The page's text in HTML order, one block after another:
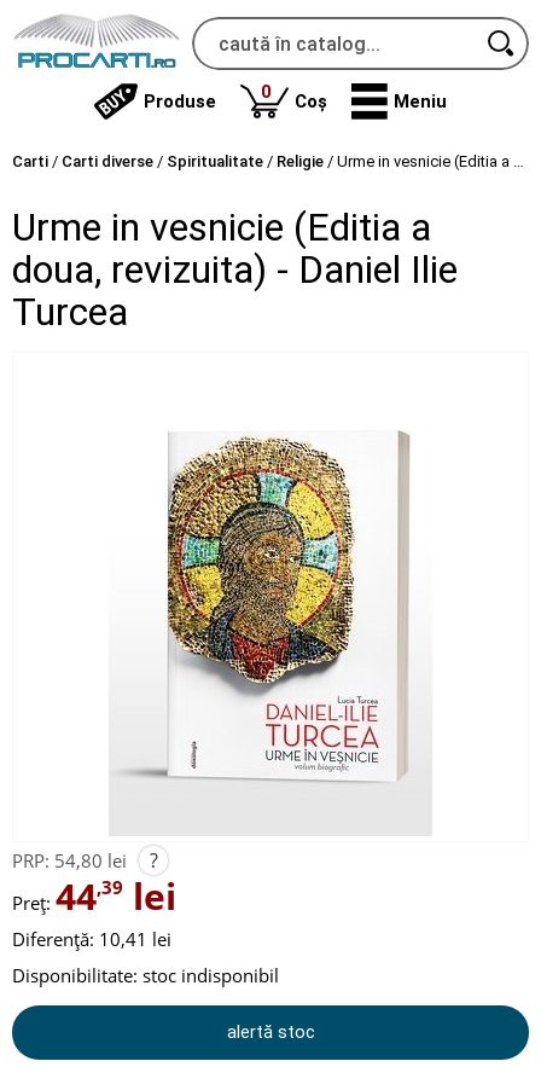
Produse 0produse
Coș Meniu
Carti / Carti diverse / Spiritualitate / Religie / Urme in vesnicie (Editia a doua, revizuita) - Daniel Ilie Turcea
Urme in vesnicie (Editia a
doua, revizuita) - Daniel Ilie
Turcea
PRP: 54,80 lei ?
Preț: 44,39 lei
Diferență: 10,41 lei
Disponibilitate: stoc indisponibil
alertă stoc